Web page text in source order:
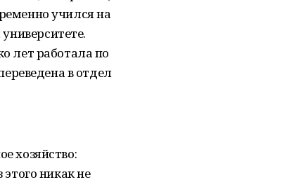
учился на
лет работала по
в отдел
хозяйство:
никак не